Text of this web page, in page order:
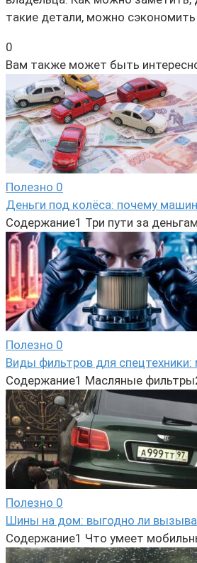
такие детали, можно
0
Вам также может быть
Полезно 0
Деньги под колёса: почему
Содержание1 Три пути за
Полезно 0
Виды фильтров для
Содержание1 Масляные
Полезно 0
Шины на дом: выгодно ли
Содержание1 Что умеет